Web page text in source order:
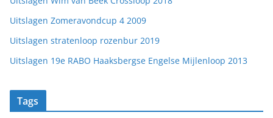
Uitslagen Zomeravondcup 4 2009
Uitslagen stratenloop rozenbur 2019
Uitslagen 19e RABO Haaksbergse Engelse Mijlenloop 2013
Tags